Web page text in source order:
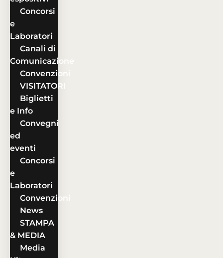
Concorsi
e
Laboratori
Canali di
Comunicazione
Convenzioni
VISITATORI
Biglietti
e Info
Convegni
ed
eventi
Concorsi
e
Laboratori
Convenzioni
News
STAMPA
& MEDIA
Media